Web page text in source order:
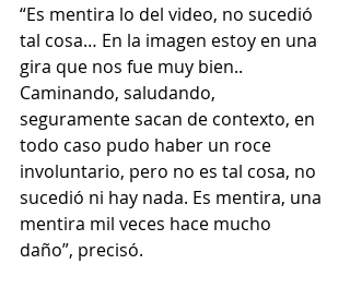
“Es mentira lo del video, no sucedió
tal cosa… En la imagen estoy en una
gira que nos fue muy bien..
Caminando, saludando,
seguramente sacan de contexto, en
todo caso pudo haber un roce
involuntario, pero no es tal cosa, no
sucedió ni hay nada. Es mentira, una
mentira mil veces hace mucho
daño”, precisó.